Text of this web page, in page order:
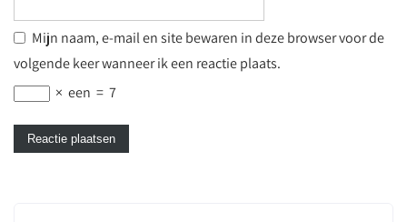
Mijn naam, e-mail en site bewaren in deze browser voor de
volgende keer wanneer ik een reactie plaats.
× een = 7